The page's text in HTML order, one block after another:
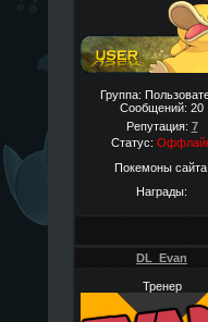
Группа:
Сообщений: 20
Репутация: 7
Статус:
Покемоны сайта:
Награды:
DL_Evan
Тренер